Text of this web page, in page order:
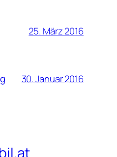
25. März 2016
30. Januar 2016